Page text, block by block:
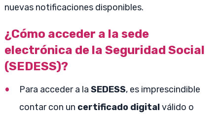
nuevas notificaciones disponibles.
¿Cómo acceder a la sede
electrónica de la Seguridad Social
(SEDESS)?
Para acceder a la SEDESS, es imprescindible
contar con un certificado digitalválido o